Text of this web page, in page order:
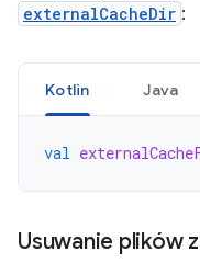
externalCacheDir :
Kotlin Java
val
Usuwanie plików